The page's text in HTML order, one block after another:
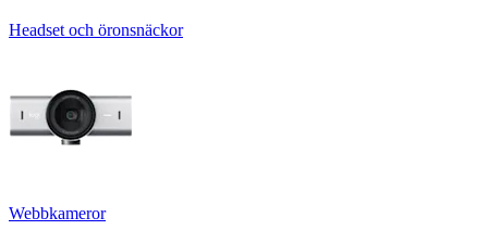
Headset och öronsnäckor
Webbkameror